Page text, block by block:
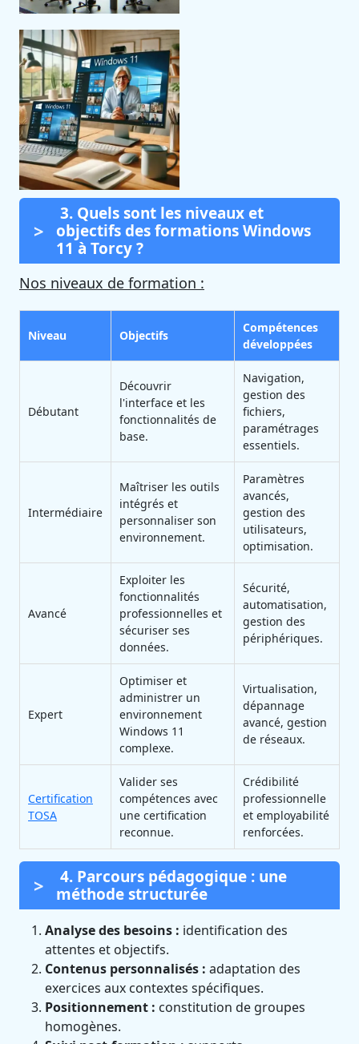
3. Quels sont les niveaux et
objectifs des formations Windows
11 à Torcy ?
Nos niveaux de formation :
Niveau Objectifs
Compétences
développées
Débutant
Découvrir
l'interface et les
fonctionnalités de
base.
Navigation,
gestion des
fichiers,
paramétrages
essentiels.
Intermédiaire
Maîtriser les outils
intégrés et
personnaliser son
environnement.
Paramètres
avancés,
gestion des
utilisateurs,
optimisation.
Avancé
Exploiter les
fonctionnalités
professionnelles et
sécuriser ses
données.
Sécurité,
automatisation,
gestion des
périphériques.
Expert
Optimiser et
administrer un
environnement
Windows 11
complexe.
Virtualisation,
dépannage
avancé, gestion
de réseaux.
Certification
TOSA
Valider ses
compétences avec
une certification
reconnue.
Crédibilité
professionnelle
et employabilité
renforcées.
4. Parcours pédagogique : une
méthode structurée
Analyse des besoins : identification des
attentes et objectifs.
Contenus personnalisés : adaptation des
exercices aux contextes spécifiques.
Positionnement : constitution de groupes
homogènes.